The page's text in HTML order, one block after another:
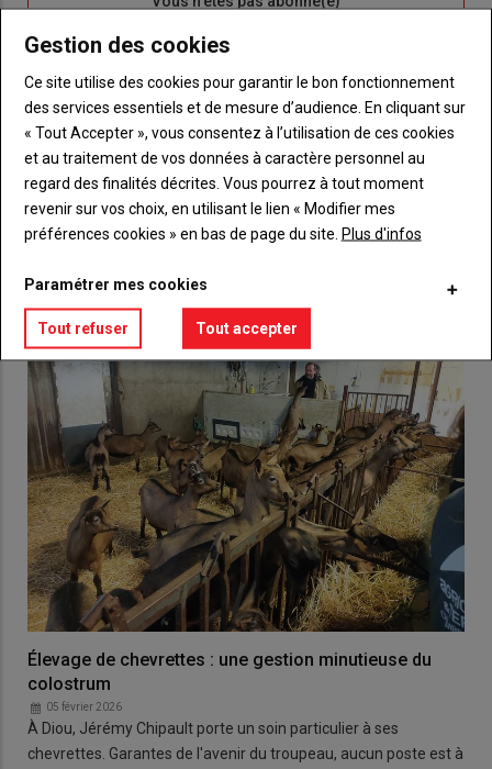
BodyChoisissez votre formule et créez votre
compte pour accéder à tout {nom-site}.
Lien Créez un compte
Élevage de chevrettes : une gestion minutieuse du
colostrum
05 février 2026
À Diou, Jérémy Chipault porte un soin particulier à ses
chevrettes. Garantes de l'avenir du troupeau, aucun poste est à
Gestion des cookies
Ce site utilise des cookies pour garantir le bon fonctionnement
des services essentiels et de mesure d’audience. En cliquant sur
« Tout Accepter », vous consentez à l’utilisation de ces cookies
et au traitement de vos données à caractère personnel au
regard des finalités décrites. Vous pourrez à tout moment
revenir sur vos choix, en utilisant le lien « Modifier mes
préférences cookies » en bas de page du site. Plus d'infos
Paramétrer mes cookies
Tout refuser Tout accepter